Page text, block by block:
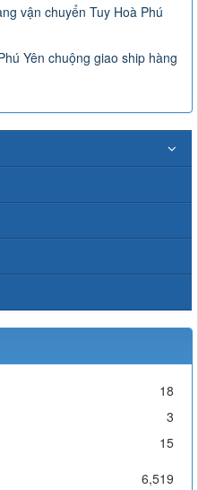
vận chuyển Tuy Hoà Phú
Yên chuộng giao ship hàng
18
3
15
6,519